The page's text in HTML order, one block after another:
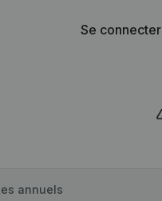
Se connecter
annuels